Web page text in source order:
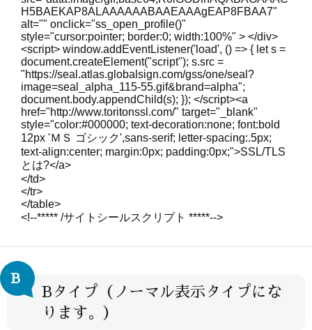
H5BAEKAP8ALAAAAAABAAEAAAgEAP8FBAA7"
alt="" onclick="ss_open_profile()"
style="cursor:pointer; border:0; width:100%" > </div>
<script> window.addEventListener('load', () => { let s =
document.createElement("script"); s.src =
"https://seal.atlas.globalsign.com/gss/one/seal?
image=seal_alpha_115-55.gif&brand=alpha";
document.body.appendChild(s); }); </script><a
href="http://www.toritonssl.com/" target="_blank"
style="color:#000000; text-decoration:none; font:bold
12px 'ＭＳ ゴシック',sans-serif; letter-spacing:.5px;
text-align:center; margin:0px; padding:0px;">SSL/TLS
とは?</a>
</td>
</tr>
</table>
<!--***** /サイトシールスクリプト *****-->
B
Bタイプ（ノーマル表示タイプにな
ります。）